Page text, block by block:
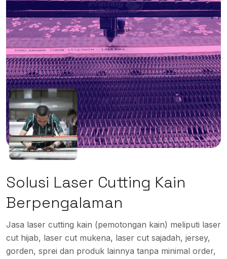
Solusi Laser Cutting Kain
Berpengalaman
Jasa laser cutting kain (pemotongan kain) meliputi laser
cut hijab, laser cut mukena, laser cut sajadah, jersey,
gorden, sprei dan produk lainnya tanpa minimal order,